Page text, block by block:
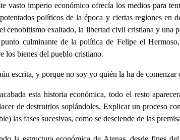
imperio económico ofrecía los medios para
políticos de la época y ciertas regiones en
cenobitismo exaltado, la libertad civil cristiana y una
culminante de la política de Felipe el
los bienes del pueblo cristiano.
escrita, y porque no soy yo quién la ha de comenzar
esta historia económica, todo el resto
de destruirlos soplándoles. Explicar un proceso
las fases sucesivas, como se desciende de las